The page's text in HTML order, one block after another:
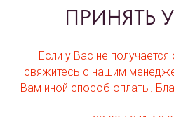
ПРИНЯТЬ
Если у Вас не получается
свяжитесь с нашим
Вам иной способ оплаты.